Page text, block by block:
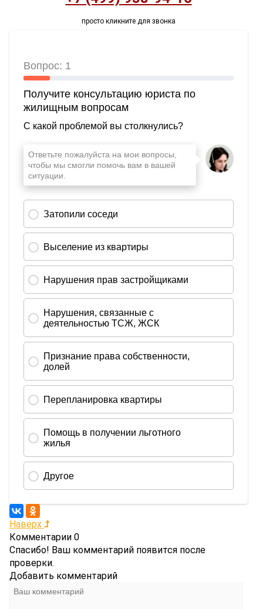
просто кликните для звонка
Наверх
Комментарии0
Спасибо! Ваш комментарий появится после
проверки.
Добавить комментарий